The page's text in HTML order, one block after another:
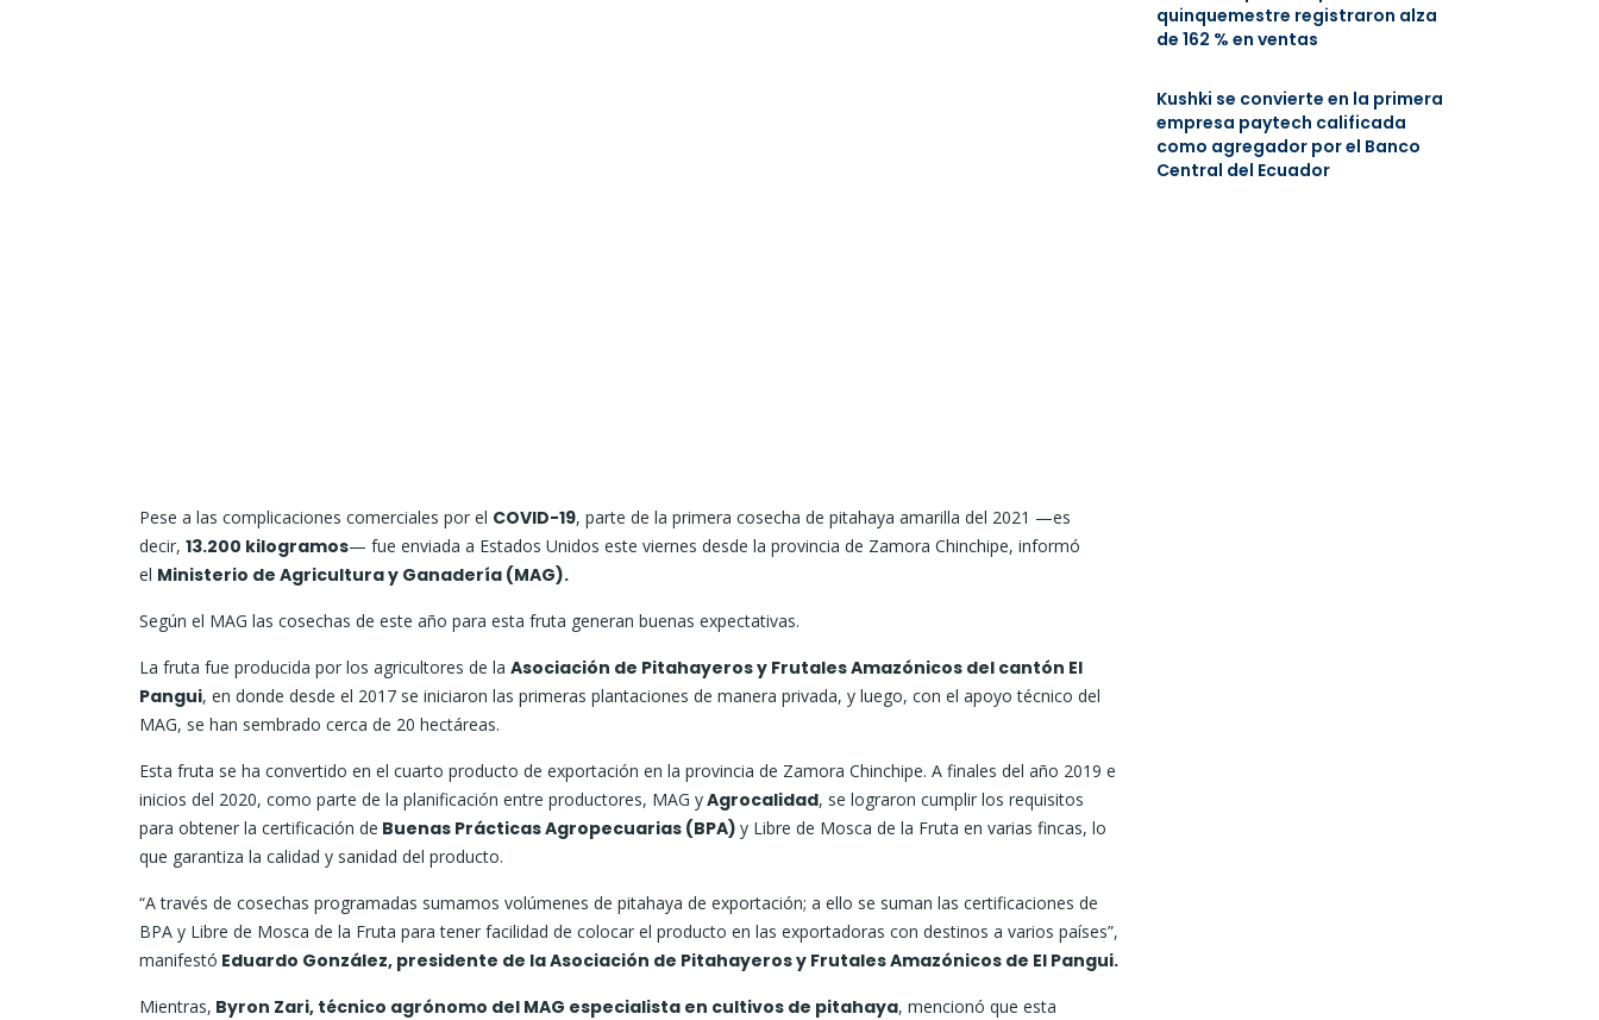
Pese a las complicaciones comerciales por el COVID-19, parte de la primera cosecha de pitahaya amarilla del 2021 —es
decir, 13.200 kilogramos— fue enviada a Estados Unidos este viernes desde la provincia de Zamora Chinchipe, informó
el Ministerio de Agricultura y Ganadería (MAG).
Según el MAG las cosechas de este año para esta fruta generan buenas expectativas.
La fruta fue producida por los agricultores de la Asociación de Pitahayeros y Frutales Amazónicos del cantón El
Pangui, en donde desde el 2017 se iniciaron las primeras plantaciones de manera privada, y luego, con el apoyo técnico del
MAG, se han sembrado cerca de 20 hectáreas.
Esta fruta se ha convertido en el cuarto producto de exportación en la provincia de Zamora Chinchipe. A finales del año 2019 e
inicios del 2020, como parte de la planificación entre productores, MAG yAgrocalidad, se lograron cumplir los requisitos
para obtener la certificación de Buenas Prácticas Agropecuarias (BPA) y Libre de Mosca de la Fruta en varias fincas, lo
que garantiza la calidad y sanidad del producto.
“A través de cosechas programadas sumamos volúmenes de pitahaya de exportación; a ello se suman las certificaciones de
BPA y Libre de Mosca de la Fruta para tener facilidad de colocar el producto en las exportadoras con destinos a varios países”,
manifestó Eduardo González, presidente de la Asociación de Pitahayeros y Frutales Amazónicos de El Pangui.
Mientras, Byron Zari, técnico agrónomo del MAG especialista en cultivos de pitahaya, mencionó que esta
quinquemestre registraron alza
de 162 % en ventas
Kushki se convierte en la primera
empresa paytech calificada
como agregador por el Banco
Central del Ecuador